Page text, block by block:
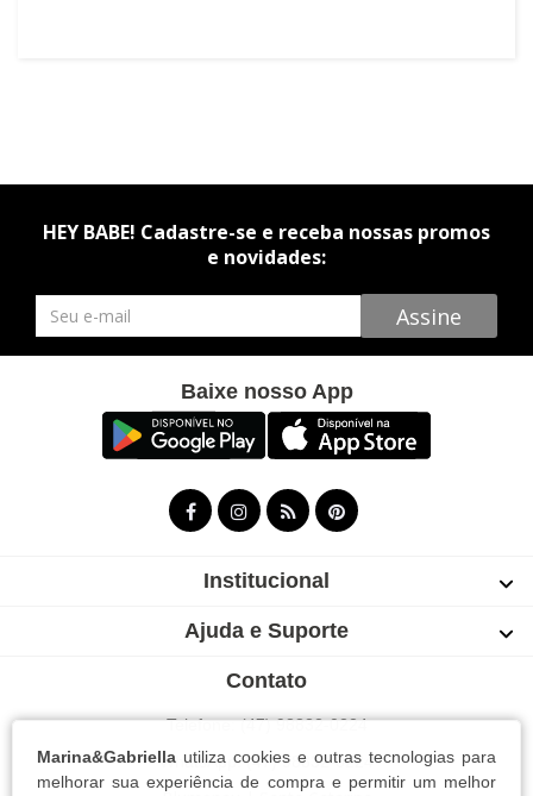
Marina&Gabriella utiliza cookies e outras tecnologias para
melhorar sua experiência de compra e permitir um melhor
HEY BABE! Cadastre-se e receba nossas promos
e novidades:
Newsletter Assine
Baixe nosso App
Institucional
Ajuda e Suporte
Contato
Telefone: (47) 98832-0224
WhatsApp: (47) 98832-0224